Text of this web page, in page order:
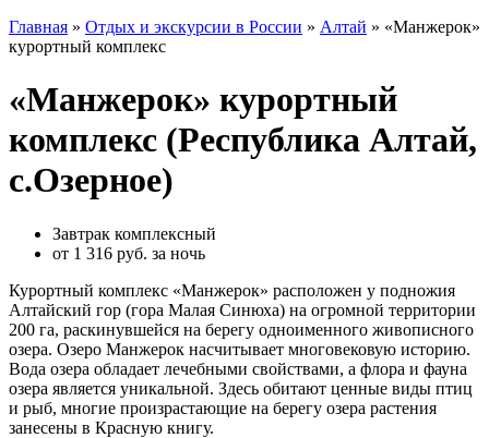
Главная » Отдых и экскурсии в России » Алтай » «Манжерок»
курортный комплекс
«Манжерок» курортный
комплекс (Республика Алтай,
с.Озерное)
Завтрак комплексный
от 1 316 руб. за ночь
Курортный комплекс «Манжерок» расположен у подножия
Алтайский гор (гора Малая Синюха) на огромной территории
200 га, раскинувшейся на берегу одноименного живописного
озера. Озеро Манжерок насчитывает многовековую историю.
Вода озера обладает лечебными свойствами, а флора и фауна
озера является уникальной. Здесь обитают ценные виды птиц
и рыб, многие произрастающие на берегу озера растения
занесены в Красную книгу.